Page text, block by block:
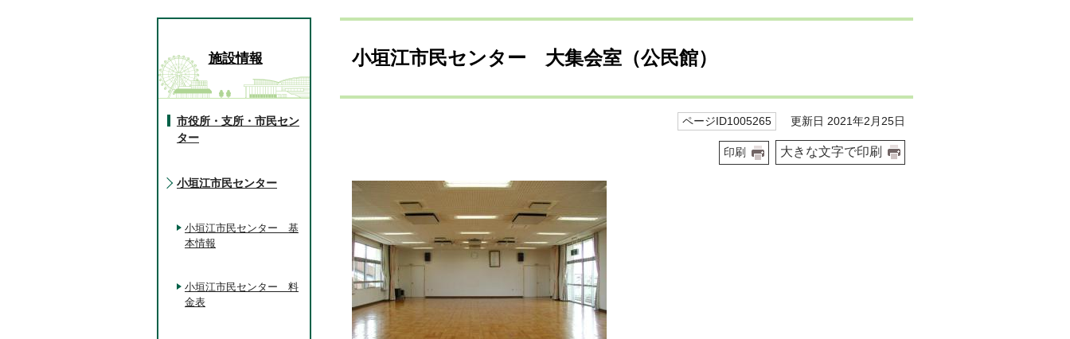
小垣江市民センター 大集会室（公民館）
ページID1005265 更新日 2021年2月25日
印刷 大きな文字で印刷
施設情報
市役所・支所・市民セン
ター
小垣江市民センター
小垣江市民センター 基
本情報
小垣江市民センター 料
金表